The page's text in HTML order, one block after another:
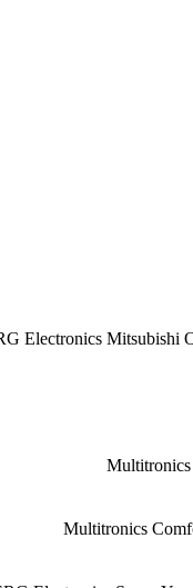
Electronics Mitsubishi
Multitronics